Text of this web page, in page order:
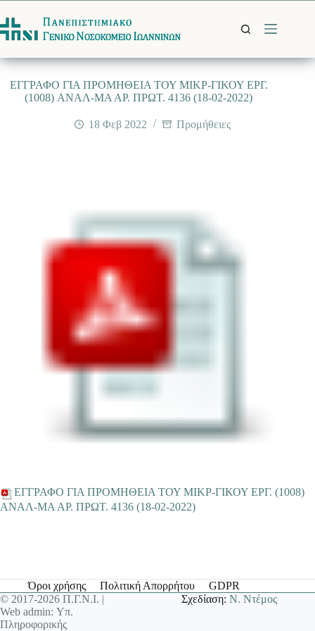
στο
περιεχόμενο
EΓΓΡΑΦΟ ΓΙΑ ΠΡΟΜΗΘΕΙΑ ΤΟΥ ΜΙΚΡ-ΓΙΚΟΥ ΕΡΓ.
(1008) ANΑΛ-ΜΑ ΑΡ. ΠΡΩΤ. 4136 (18-02-2022)
18 Φεβ 2022 Προμήθειες
EΓΓΡΑΦΟ ΓΙΑ ΠΡΟΜΗΘΕΙΑ ΤΟΥ ΜΙΚΡ-ΓΙΚΟΥ ΕΡΓ. (1008)
ANΑΛ-ΜΑ ΑΡ. ΠΡΩΤ. 4136 (18-02-2022)
Όροι χρήσης Πολιτική Απορρήτου
GDPR
© 2017-2026 Π.Γ.Ν.Ι. |
Web admin: Υπ.
Πληροφορικής
Σχεδίαση:Ν. Ντέμος